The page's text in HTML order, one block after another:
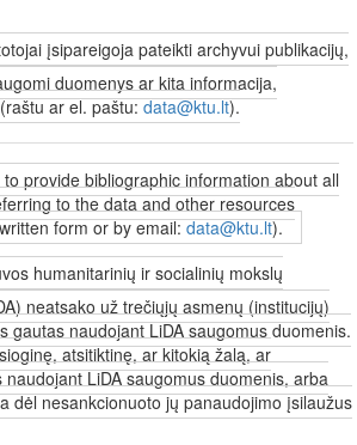
įsipareigoja pateikti archyvui publikacijų,
duomenys ar kita informacija,
ar el. paštu:data@ktu.lt).
provide bibliographic information about all
to the data and other resources
form or by email:data@ktu.lt).
humanitarinių ir socialinių mokslų
neatsako už trečiųjų asmenų (institucijų)
gautas naudojant LiDA saugomus duomenis.
atsitiktinę, ar kitokią žalą, ar
LiDA saugomus duomenis, arba
dėl nesankcionuoto jų panaudojimo įsilaužus